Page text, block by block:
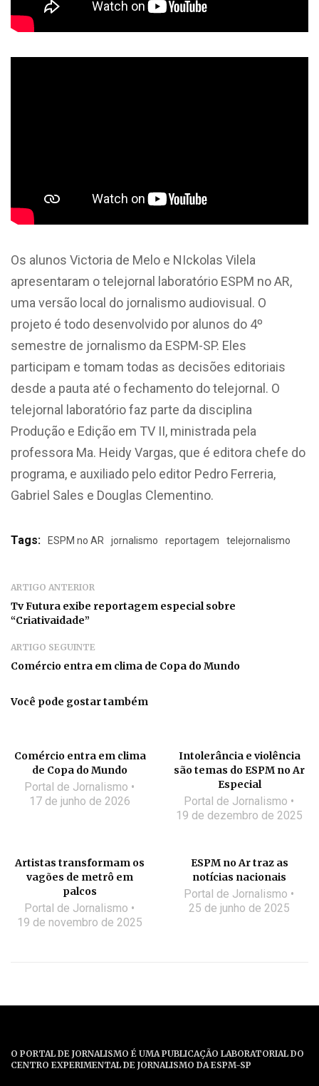
Os alunos Victoria de Melo e NIckolas Vilela
apresentaram o telejornal laboratório ESPM no AR,
uma versão local do jornalismo audiovisual. O
projeto é todo desenvolvido por alunos do 4º
semestre de jornalismo da ESPM-SP. Eles
participam e tomam todas as decisões editoriais
desde a pauta até o fechamento do telejornal. O
telejornal laboratório faz parte da disciplina
Produção e Edição em TV II, ministrada pela
professora Ma. Heidy Vargas, que é editora chefe do
programa, e auxiliado pelo editor Pedro Ferreria,
Gabriel Sales e Douglas Clementino.
Tags: ESPM no AR jornalismo reportagem telejornalismo
ARTIGO ANTERIOR
Tv Futura exibe reportagem especial sobre
“Criativaidade”
ARTIGO SEGUINTE
Comércio entra em clima de Copa do Mundo
Você pode gostar também
Comércio entra em clima
de Copa do Mundo
Portal de Jornalismo
17 de junho de 2026
Intolerância e violência
são temas do ESPM no Ar
Especial
Portal de Jornalismo
19 de dezembro de 2025
Artistas transformam os
vagões de metrô em
palcos
Portal de Jornalismo
19 de novembro de 2025
ESPM no Ar traz as
notícias nacionais
Portal de Jornalismo
25 de junho de 2025
O PORTAL DE JORNALISMO É UMA PUBLICAÇÃO LABORATORIAL DO
CENTRO EXPERIMENTAL DE JORNALISMO DA ESPM-SP